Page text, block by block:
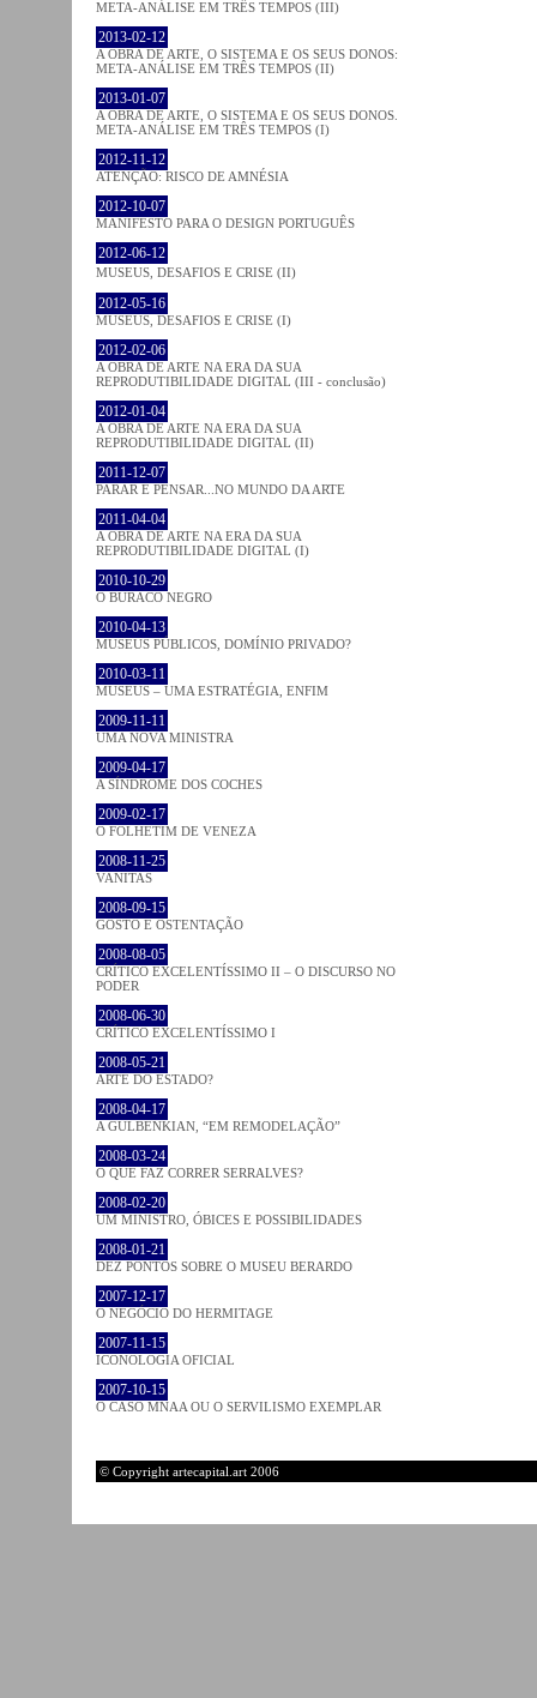
META-ANÁLISE EM TRÊS TEMPOS (III)
2013-02-12
A OBRA DE ARTE, O SISTEMA E OS SEUS DONOS:
META-ANÁLISE EM TRÊS TEMPOS (II)
2013-01-07
A OBRA DE ARTE, O SISTEMA E OS SEUS DONOS.
META-ANÁLISE EM TRÊS TEMPOS (I)
2012-11-12
ATENÇÃO: RISCO DE AMNÉSIA
2012-10-07
MANIFESTO PARA O DESIGN PORTUGUÊS
2012-06-12
MUSEUS, DESAFIOS E CRISE (II)
2012-05-16
MUSEUS, DESAFIOS E CRISE (I)
2012-02-06
A OBRA DE ARTE NA ERA DA SUA
REPRODUTIBILIDADE DIGITAL (III - conclusão)
2012-01-04
A OBRA DE ARTE NA ERA DA SUA
REPRODUTIBILIDADE DIGITAL (II)
2011-12-07
PARAR E PENSAR...NO MUNDO DA ARTE
2011-04-04
A OBRA DE ARTE NA ERA DA SUA
REPRODUTIBILIDADE DIGITAL (I)
2010-10-29
O BURACO NEGRO
2010-04-13
MUSEUS PÚBLICOS, DOMÍNIO PRIVADO?
2010-03-11
MUSEUS – UMA ESTRATÉGIA, ENFIM
2009-11-11
UMA NOVA MINISTRA
2009-04-17
A SÍNDROME DOS COCHES
2009-02-17
O FOLHETIM DE VENEZA
2008-11-25
VANITAS
2008-09-15
GOSTO E OSTENTAÇÃO
2008-08-05
CRÍTICO EXCELENTÍSSIMO II – O DISCURSO NO
PODER
2008-06-30
CRÍTICO EXCELENTÍSSIMO I
2008-05-21
ARTE DO ESTADO?
2008-04-17
A GULBENKIAN, “EM REMODELAÇÃO”
2008-03-24
O QUE FAZ CORRER SERRALVES?
2008-02-20
UM MINISTRO, ÓBICES E POSSIBILIDADES
2008-01-21
DEZ PONTOS SOBRE O MUSEU BERARDO
2007-12-17
O NEGÓCIO DO HERMITAGE
2007-11-15
ICONOLOGIA OFICIAL
2007-10-15
O CASO MNAA OU O SERVILISMO EXEMPLAR
© Copyright artecapital.art 2006